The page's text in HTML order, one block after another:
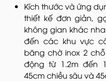
Kích thước và ứng
thiết kế đơn giản,
không gian khác
đến các khu vực
băng chờ inox 2
động từ 1.2m đến
45cm chiều sâu và